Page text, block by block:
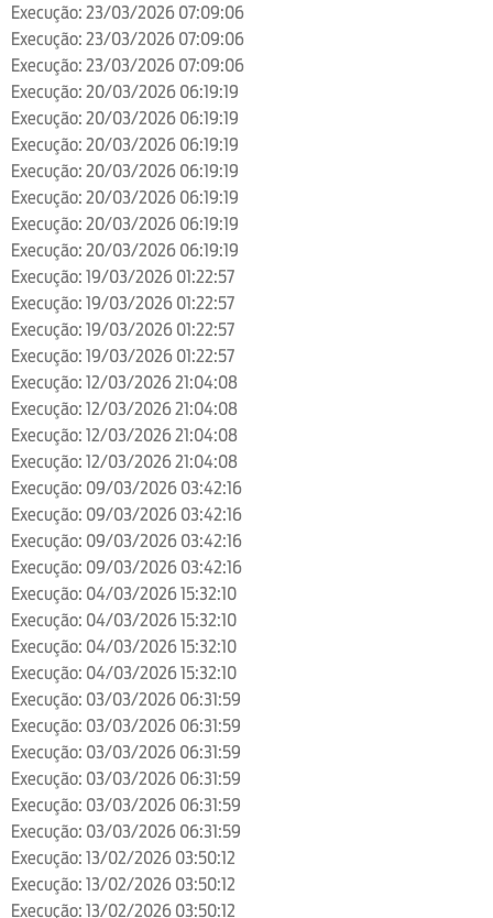
Execução: 23/03/2026 07:09:06
Execução: 23/03/2026 07:09:06
Execução: 23/03/2026 07:09:06
Execução: 20/03/2026 06:19:19
Execução: 20/03/2026 06:19:19
Execução: 20/03/2026 06:19:19
Execução: 20/03/2026 06:19:19
Execução: 20/03/2026 06:19:19
Execução: 20/03/2026 06:19:19
Execução: 20/03/2026 06:19:19
Execução: 19/03/2026 01:22:57
Execução: 19/03/2026 01:22:57
Execução: 19/03/2026 01:22:57
Execução: 19/03/2026 01:22:57
Execução: 12/03/2026 21:04:08
Execução: 12/03/2026 21:04:08
Execução: 12/03/2026 21:04:08
Execução: 12/03/2026 21:04:08
Execução: 09/03/2026 03:42:16
Execução: 09/03/2026 03:42:16
Execução: 09/03/2026 03:42:16
Execução: 09/03/2026 03:42:16
Execução: 04/03/2026 15:32:10
Execução: 04/03/2026 15:32:10
Execução: 04/03/2026 15:32:10
Execução: 04/03/2026 15:32:10
Execução: 03/03/2026 06:31:59
Execução: 03/03/2026 06:31:59
Execução: 03/03/2026 06:31:59
Execução: 03/03/2026 06:31:59
Execução: 03/03/2026 06:31:59
Execução: 03/03/2026 06:31:59
Execução: 13/02/2026 03:50:12
Execução: 13/02/2026 03:50:12
Execução: 13/02/2026 03:50:12